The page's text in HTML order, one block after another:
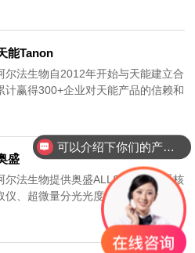
与临床诊断实验室。阿尔法生物作为
州区域核心代理商，提供从售前选型
，从仪器设备到试剂耗材供应的一站
。
能Tanon
尔法生物自2012年开始与天能建立合
计赢得300+企业对天能产品的信赖和
成像产品、电泳系列产品、
和核酸电泳相关试剂产品三大
分子生物学领域的研究人员提供的研
。
盛
尔法生物提供奥盛ALLSHENG全系核
仪、超微量分光光度计、多功能酶标
式恒温器、漩涡混匀仪、低速离心
温混匀仪与Auto-NGS100文库构建系
品的销售咨询一站式服务。自2008年
可以介绍下你们的产品么？